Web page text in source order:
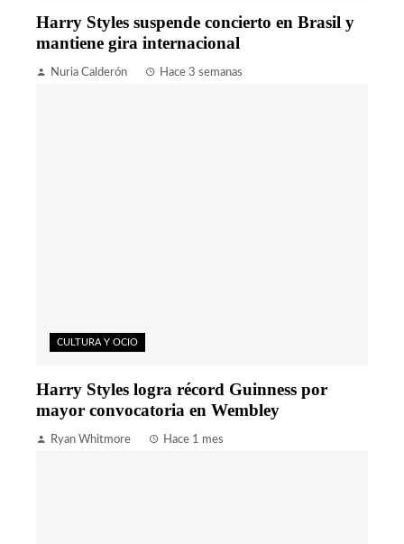
Harry Styles suspende concierto en Brasil y
mantiene gira internacional
Nuria Calderón Hace 3 semanas
CULTURA Y OCIO
Harry Styles logra récord Guinness por
mayor convocatoria en Wembley
Ryan Whitmore Hace 1 mes